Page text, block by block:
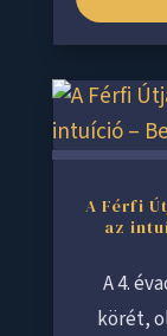
A Férfi
az
A 4.
körét,